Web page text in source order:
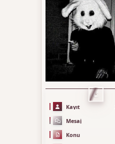
C
Kayıt
Mesaj
Konu